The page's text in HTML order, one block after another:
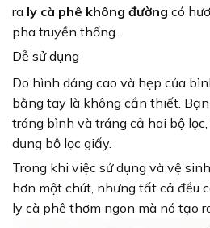
ra ly cà phê không đường có
pha truyền thống.
Dễ sử dụng
Do hình dáng cao và hẹp của
bằng tay là không cần thiết.
tráng bình và tráng cả hai bộ
dụng bộ lọc giấy.
Trong khi việc sử dụng và vệ
hơn một chút, nhưng tất cả đều
ly cà phê thơm ngon mà nó tạo